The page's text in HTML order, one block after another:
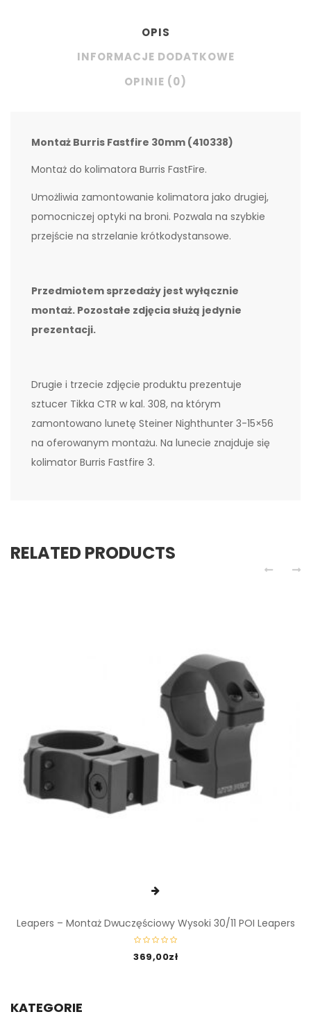
KATEGORIE
OPIS
INFORMACJE DODATKOWE
OPINIE (0)
Montaż Burris Fastfire 30mm (410338)
Montaż do kolimatora Burris FastFire.
Umożliwia zamontowanie kolimatora jako drugiej,
pomocniczej optyki na broni. Pozwala na szybkie
przejście na strzelanie krótkodystansowe.
Przedmiotem sprzedaży jest wyłącznie
montaż. Pozostałe zdjęcia służą jedynie
prezentacji.
Drugie i trzecie zdjęcie produktu prezentuje
sztucer Tikka CTR w kal. 308, na którym
zamontowano lunetę Steiner Nighthunter 3-15×56
na oferowanym montażu. Na lunecie znajduje się
kolimator Burris Fastfire 3.
RELATED PRODUCTS
Leapers – Montaż Dwuczęściowy Wysoki 30/11 POI Leapers
369,00zł